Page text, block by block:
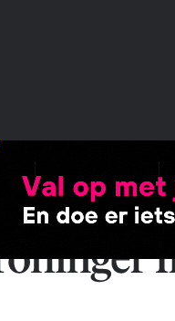
zo volg je de GIC